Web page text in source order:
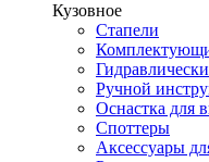
Кузовное
Стапели
Ручной
Оснастка для
Споттеры
Аксессуары